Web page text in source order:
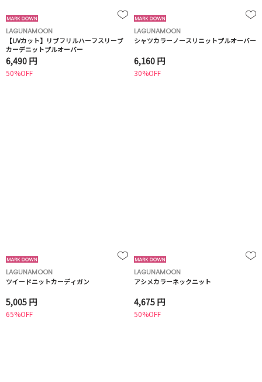
LAGUNAMOON
【UVカット】リブフリルハーフスリーブ
カーデニットプルオーバー
6,490 円
50%OFF
LAGUNAMOON
シャツカラーノースリニットプルオーバー
6,160 円
30%OFF
LAGUNAMOON
ツイードニットカーディガン
5,005 円
65%OFF
LAGUNAMOON
アシメカラーネックニット
4,675 円
50%OFF